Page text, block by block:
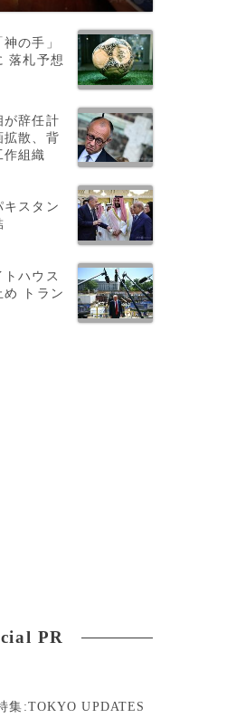
の手」
落札予想
が辞任計
拡散、背
組織
キスタン
ハウス
め トラン
PR
集:TOKYO UPDATES